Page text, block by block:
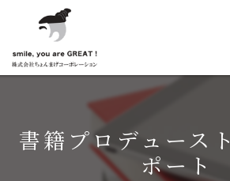
書籍プロデュース
ポート